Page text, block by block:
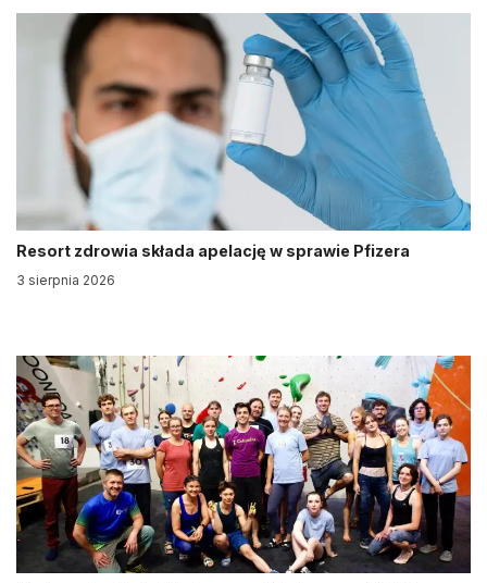
Resort zdrowia składa apelację w sprawie Pfizera
3 sierpnia 2026